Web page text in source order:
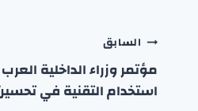
تصفّح
المقالات
السابق
مؤتمر وزراء الداخلية
استخدام التقنية في